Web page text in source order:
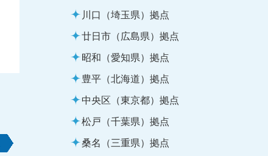
川口（埼玉県）拠点
廿日市（広島県）拠点
昭和（愛知県）拠点
豊平（北海道）拠点
中央区（東京都）拠点
松戸（千葉県）拠点
桑名（三重県）拠点